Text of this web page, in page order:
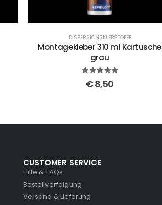
DISPERSIONSKLEBSTOFFE
Montagekleber 310 ml Kartusche
grau
out of 5
€8,50
CUSTOMER SERVICE
Hilfe & FAQs
Bestellverfolgung
Versand & Lieferung